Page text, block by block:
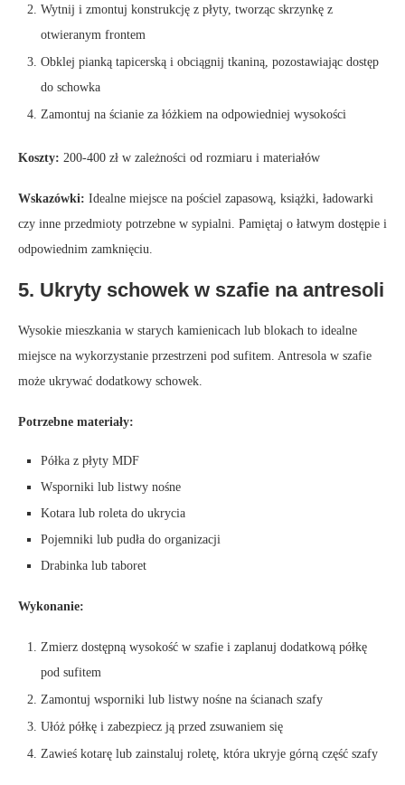
Wytnij i zmontuj konstrukcję z płyty, tworząc skrzynkę z
otwieranym frontem
Obklej pianką tapicerską i obciągnij tkaniną, pozostawiając dostęp
do schowka
Zamontuj na ścianie za łóżkiem na odpowiedniej wysokości
Koszty: 200-400 zł w zależności od rozmiaru i materiałów
Wskazówki: Idealne miejsce na pościel zapasową, książki, ładowarki
czy inne przedmioty potrzebne w sypialni. Pamiętaj o łatwym dostępie i
odpowiednim zamknięciu.
5. Ukryty schowek w szafie na antresoli
Wysokie mieszkania w starych kamienicach lub blokach to idealne
miejsce na wykorzystanie przestrzeni pod sufitem. Antresola w szafie
może ukrywać dodatkowy schowek.
Potrzebne materiały:
Półka z płyty MDF
Wsporniki lub listwy nośne
Kotara lub roleta do ukrycia
Pojemniki lub pudła do organizacji
Drabinka lub taboret
Wykonanie:
Zmierz dostępną wysokość w szafie i zaplanuj dodatkową półkę
pod sufitem
Zamontuj wsporniki lub listwy nośne na ścianach szafy
Ułóż półkę i zabezpiecz ją przed zsuwaniem się
Zawieś kotarę lub zainstaluj roletę, która ukryje górną część szafy